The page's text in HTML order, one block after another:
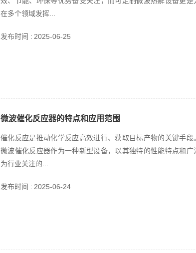
在多个领域发挥...
发布时间 : 2025-06-25
微波催化反应器的特点和应用范围
催化反应是推动化学反应高效进行、获取目标产物的关键手段
微波催化反应器作为一种新型设备，以其独特的性能特点和
为行业关注的...
发布时间 : 2025-06-24